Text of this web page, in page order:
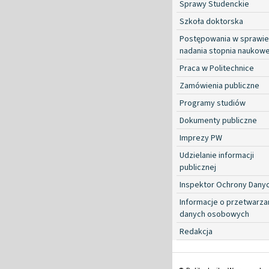
Sprawy Studenckie
Szkoła doktorska
Postępowania w sprawie
nadania stopnia
Praca w Politechnice
Zamówienia publiczne
Programy studiów
Dokumenty publiczne
Imprezy PW
Udzielanie informacji
publicznej
Inspektor Ochrony
Informacje o
danych osobowych
Redakcja